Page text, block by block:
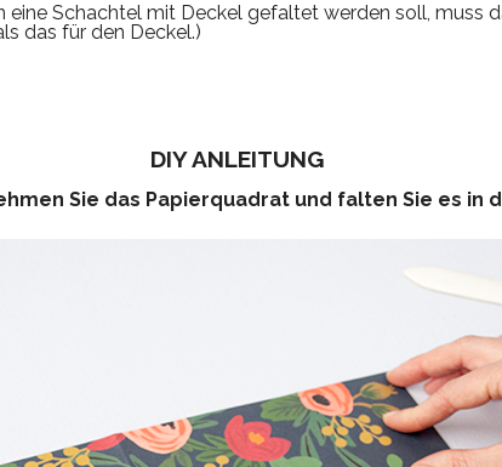
eine Schachtel mit Deckel gefaltet werden soll, muss
das für den Deckel.)
DIY ANLEITUNG
Sie das Papierquadrat und falten Sie es in